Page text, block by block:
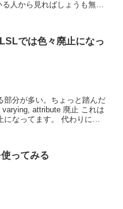
人から見ればしょうも無い
では色々廃止になっ
部分が多い。ちょっと踏んだ
attribute 廃止 これは
になってます。 代わりに
ってみる